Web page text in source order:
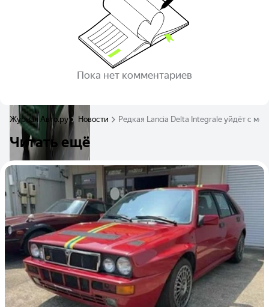
Пока нет комментариев
Журнал Авто.ру Новости Редкая Lancia Delta Integrale уйдёт с
Читать ещё